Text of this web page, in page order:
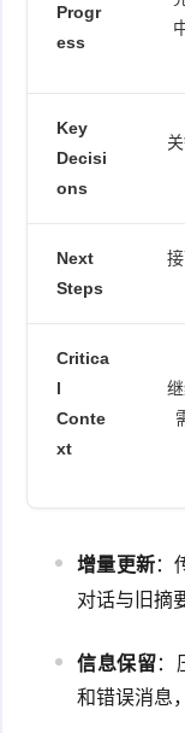
Progr
ess
Key
Decisi
ons
Next
Steps
Critica
l
Conte
xt
增量更新：
对话与旧摘
信息保留：
和错误消息